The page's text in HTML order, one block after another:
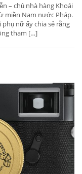
– chủ nhà hàng Khoái
miền Nam nước Pháp.
nữ ấy chia sẻ rằng
tham […]